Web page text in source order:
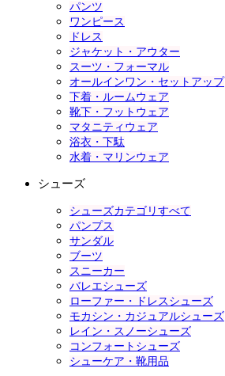
パンツ
ワンピース
ドレス
ジャケット・アウター
スーツ・フォーマル
オールインワン・セットアップ
下着・ルームウェア
靴下・フットウェア
マタニティウェア
浴衣・下駄
水着・マリンウェア
シューズ
シューズカテゴリすべて
パンプス
サンダル
ブーツ
スニーカー
バレエシューズ
ローファー・ドレスシューズ
モカシン・カジュアルシューズ
レイン・スノーシューズ
コンフォートシューズ
シューケア・靴用品